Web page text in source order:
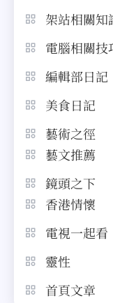
架站相關知
電腦相關技
編輯部日記
美食日記
藝術之徑
藝文推薦
鏡頭之下
香港情懷
電視一起看
靈性
首頁文章